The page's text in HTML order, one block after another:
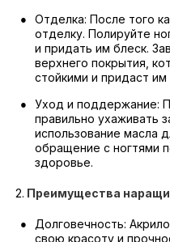
Отделка: После того
отделку. Полируйте
и придать им блеск.
верхнего покрытия,
стойкими и придаст
Уход и поддержание:
правильно ухаживать
использование масла
обращение с ногтями
здоровье.
2. Преимущества
Долговечность:
свою красоту и